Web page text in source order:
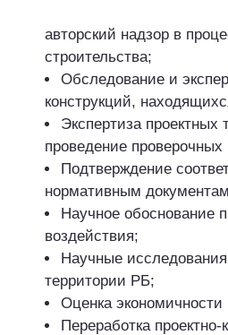
авторский надзор в
строительства;
Обследование и
конструкций,
Экспертиза
проведение проверочных
Подтверждение
нормативным
Научное обоснование
воздействия;
Научные
территории РБ;
Оценка
Переработка